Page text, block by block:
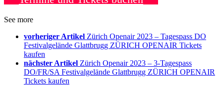
See more
vorheriger Artikel Zürich Openair 2023 – Tagespass DO
Festivalgelände Glattbrugg ZÜRICH OPENAIR Tickets
kaufen
nächster Artikel Zürich Openair 2023 – 3-Tagespass
DO/FR/SA Festivalgelände Glattbrugg ZÜRICH OPENAIR
Tickets kaufen